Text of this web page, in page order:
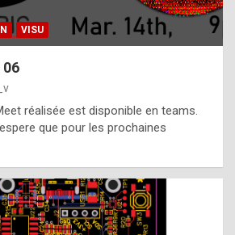
t
t
e
b
e
VISU
06
réalisée est disponible en teams.
que pour les prochaines